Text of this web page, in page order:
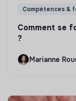
Compétences &
Comment se
?
Marianne